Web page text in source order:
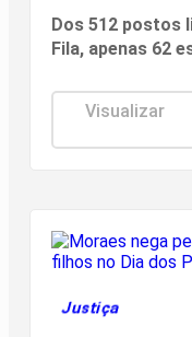
Dos 512 postos
Fila, apenas 62
somente de
Visualizar
Justiça